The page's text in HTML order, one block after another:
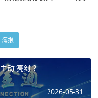
海报
动“亮剑”？
2026-05-31